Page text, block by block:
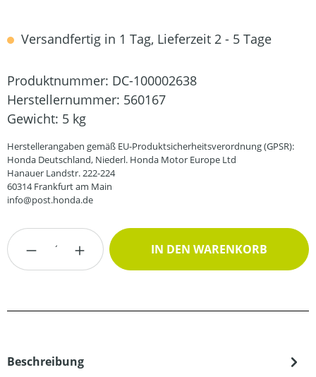
Versandfertig in 1 Tag, Lieferzeit 2 - 5 Tage
Produktnummer: DC-100002638
Herstellernummer: 560167
Gewicht: 5 kg
Herstellerangaben gemäß EU-Produktsicherheitsverordnung (GPSR):
Honda Deutschland, Niederl. Honda Motor Europe Ltd
Hanauer Landstr. 222-224
60314 Frankfurt am Main
info@post.honda.de
Produkt Anzahl: Gib den gewünschten
IN DEN WARENKORB
Beschreibung